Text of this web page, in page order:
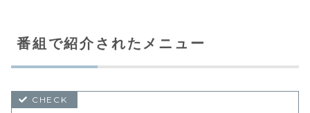
番組で紹介されたメニュー